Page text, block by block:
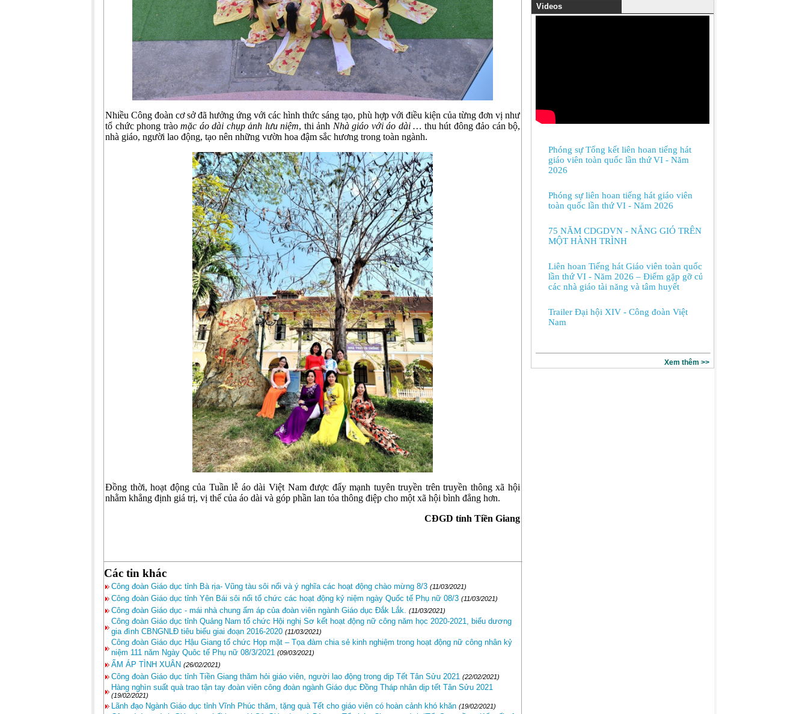
Nhiều Công đoàn cơ sở đã hưởng ứng với các hình thức sáng tạo, phù hợp với điều kiện của từng đơn vị như
tổ chức phong trào mặc áo dài chụp ảnh lưu niệm, thi ảnh Nhà giáo với áo dài … thu hút đông đảo cán bộ,
nhà giáo, người lao động, tạo nên những vườn hoa đậm sắc hương trong toàn ngành.
Đồng thời, hoạt động của Tuần lễ áo dài Việt Nam được đẩy mạnh tuyên truyền trên truyền thông xã hội
nhằm khẳng định giá trị, vị thế của áo dài và góp phần lan tỏa thông điệp cho một xã hội bình đẳng hơn.
CĐGD tỉnh Tiền Giang
Các tin khác
Công đoàn Giáo dục tỉnh Bà rịa- Vũng tàu sôi nổi và ý nghĩa các hoạt động chào mừng 8/3 (11/03/2021)
Công đoàn Giáo dục tỉnh Yên Bái sôi nổi tổ chức các hoạt động kỷ niệm ngày Quốc tế Phụ nữ 08/3 (11/03/2021)
Công đoàn Giáo dục - mái nhà chung ấm áp của đoàn viên ngành Giáo dục Đắk Lắk. (11/03/2021)
Công đoàn Giáo dục tỉnh Quảng Nam tổ chức Hội nghị Sơ kết hoạt động nữ công năm học 2020-2021, biểu dương
gia đình CBNGNLĐ tiêu biểu giai đoạn 2016-2020 (11/03/2021)
Công đoàn Giáo dục Hậu Giang tổ chức Họp mặt – Tọa đàm chia sẻ kinh nghiệm trong hoạt động nữ công nhân kỷ
niệm 111 năm Ngày Quôc tế Phụ nữ 08/3/2021 (09/03/2021)
ẤM ÁP TÌNH XUÂN (26/02/2021)
Công đoàn Giáo dục tỉnh Tiền Giang thăm hỏi giáo viên, người lao động trong dịp Tết Tân Sửu 2021 (22/02/2021)
Hàng nghìn suất quà trao tận tay đoàn viên công đoàn ngành Giáo dục Đồng Tháp nhân dịp tết Tân Sửu 2021
(19/02/2021)
Lãnh đạo Ngành Giáo dục tỉnh Vĩnh Phúc thăm, tặng quà Tết cho giáo viên có hoàn cảnh khó khăn (19/02/2021)
Videos
Phóng sự Tổng kết liên hoan tiếng hát
giáo viên toàn quốc lần thứ VI - Năm
2026
Phóng sự liên hoan tiếng hát giáo viên
toàn quốc lần thứ VI - Năm 2026
75 NĂM CDGDVN - NẮNG GIÓ TRÊN
MỘT HÀNH TRÌNH
Liên hoan Tiếng hát Giáo viên toàn quốc
lần thứ VI - Năm 2026 – Điểm gặp gỡ của
các nhà giáo tài năng và tâm huyết
Trailer Đại hội XIV - Công đoàn Việt
Nam
Xem thêm >>